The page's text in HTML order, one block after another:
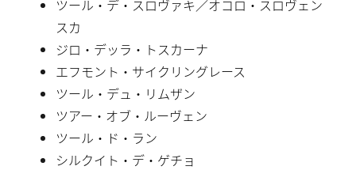
ツール・デ・スロヴァキ／オコロ・スロヴェン
スカ
ジロ・デッラ・トスカーナ
エフモント・サイクリングレース
ツール・デュ・リムザン
ツアー・オブ・ルーヴェン
ツール・ド・ラン
シルクイト・デ・ゲチョ